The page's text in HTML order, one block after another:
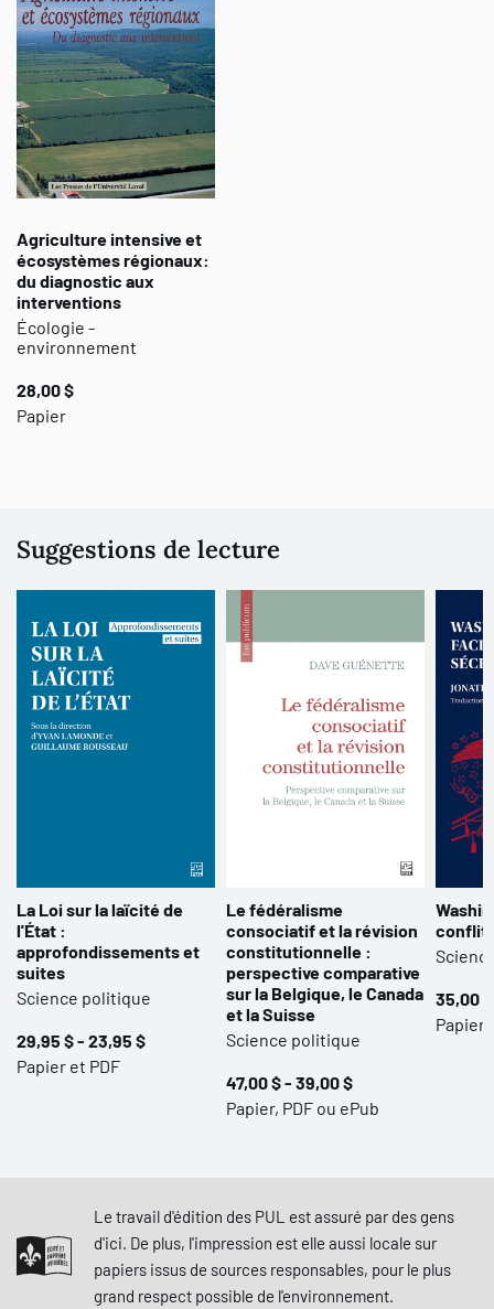
Agriculture intensive et
écosystèmes régionaux:
du diagnostic aux
interventions
Écologie -
environnement
28,00 $
Papier
Suggestions de lecture
La Loi sur la laïcité de
l'État :
approfondissements et
suites
Science politique
29,95 $ - 23,95 $
Papier et PDF
Le fédéralisme
consociatif et la révision
constitutionnelle :
perspective comparative
sur la Belgique, le Canada
et la Suisse
Science politique
47,00 $ - 39,00 $
Papier, PDF ou ePub
35,00 $
Papier
Le travail d'édition des PUL est assuré par des gens
d'ici. De plus, l'impression est elle aussi locale sur
papiers issus de sources responsables, pour le plus
grand respect possible de l'environnement.